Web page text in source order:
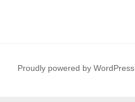
Proudly powered by WordPress